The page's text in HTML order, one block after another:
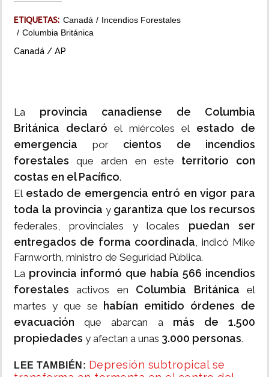
ETIQUETAS: Canadá
Incendios Forestales
Columbia Británica
Canadá / AP
La provincia canadiense de Columbia
Británica
declaró el miércoles el estado de
emergencia por cientos de incendios
forestalesque arden en este territorio con
costas en el Pacífico.
El estado de emergencia entró en vigor para
toda la provincia y garantiza que los recursos
federales, provinciales y locales puedan ser
entregados de forma coordinada, indicó Mike
Farnworth, ministro de Seguridad Pública.
La provincia informó que había 566 incendios
forestales activos en Columbia Británicael
martes y que se
habían emitido órdenes de
evacuación que abarcan a más de 1.500
propiedades y afectan a unas 3.000 personas.
LEE TAMBIÉN: Depresión subtropical se